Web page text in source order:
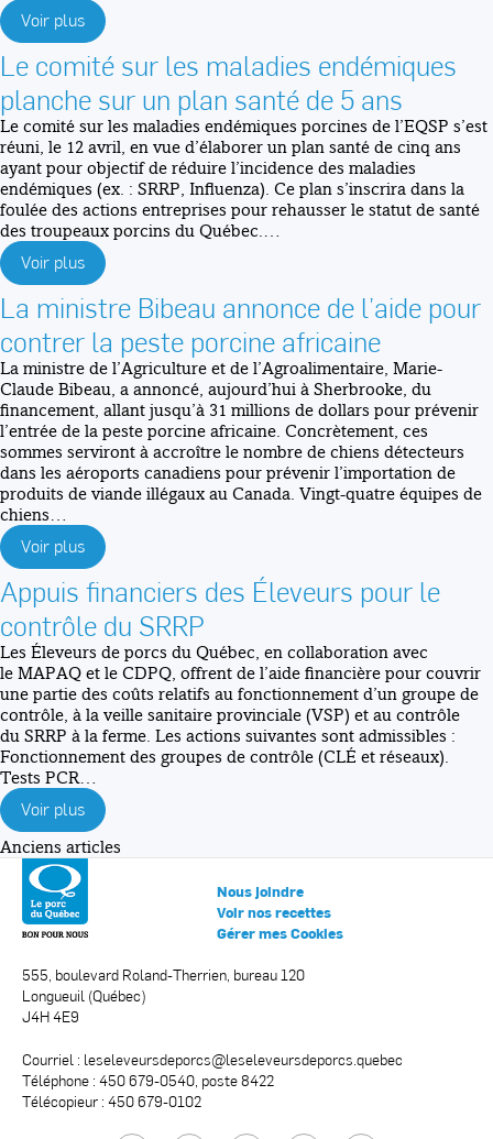
Voir plus
Le comité sur les maladies endémiques
planche sur un plan santé de 5 ans
Le comité sur les maladies endémiques porcines de l’EQSP s’est
réuni, le 12 avril, en vue d’élaborer un plan santé de cinq ans
ayant pour objectif de réduire l’incidence des maladies
endémiques (ex. : SRRP, Influenza). Ce plan s’inscrira dans la
foulée des actions entreprises pour rehausser le statut de santé
des troupeaux porcins du Québec.…
Voir plus
La ministre Bibeau annonce de l’aide pour
contrer la peste porcine africaine
La ministre de l’Agriculture et de l’Agroalimentaire, Marie-
Claude Bibeau, a annoncé, aujourd’hui à Sherbrooke, du
financement, allant jusqu’à 31 millions de dollars pour prévenir
l’entrée de la peste porcine africaine. Concrètement, ces
sommes serviront à accroître le nombre de chiens détecteurs
dans les aéroports canadiens pour prévenir l’importation de
produits de viande illégaux au Canada. Vingt-quatre équipes de
chiens…
Voir plus
Appuis financiers des Éleveurs pour le
contrôle du SRRP
Les Éleveurs de porcs du Québec, en collaboration avec
le MAPAQ et le CDPQ, offrent de l’aide financière pour couvrir
une partie des coûts relatifs au fonctionnement d’un groupe de
contrôle, à la veille sanitaire provinciale (VSP) et au contrôle
du SRRP à la ferme. Les actions suivantes sont admissibles :
Fonctionnement des groupes de contrôle (CLÉ et réseaux).
Tests PCR…
Voir plus
Navigation
des
articles
Anciens articles
555, boulevard Roland-Therrien, bureau 120
Longueuil (Québec)
J4H 4E9
Courriel : leseleveursdeporcs@leseleveursdeporcs.quebec
Téléphone : 450 679-0540, poste 8422
Télécopieur : 450 679-0102
Nous joindre
Voir nos recettes
Gérer mes Cookies